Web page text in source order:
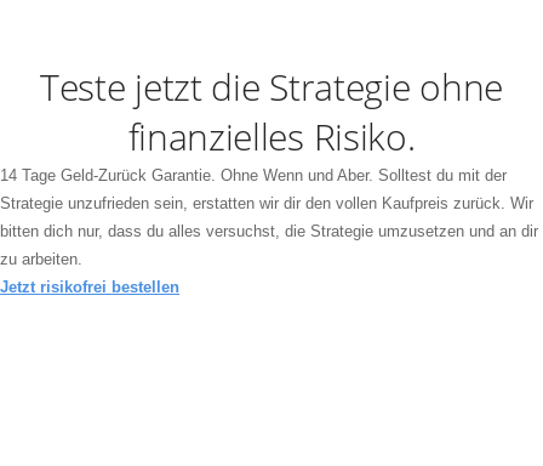
Teste jetzt die Strategie ohne
finanzielles Risiko.
14 Tage Geld-Zurück Garantie. Ohne Wenn und Aber. Solltest du mit der
Strategie unzufrieden sein, erstatten wir dir den vollen Kaufpreis zurück. Wir
bitten dich nur, dass du alles versuchst, die Strategie umzusetzen und an dir
zu arbeiten.
Jetzt risikofrei bestellen